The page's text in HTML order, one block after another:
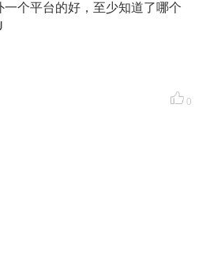
一个平台的好，至少知道了哪个
0